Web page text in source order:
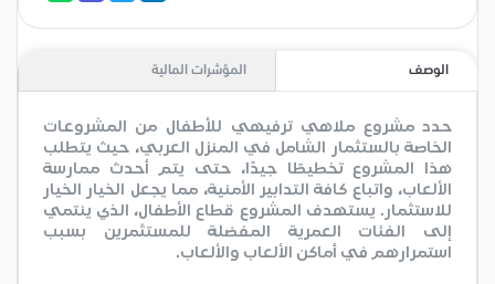
الوصف المؤشرات المالية
حدد مشروع ملاهي ترفيهي للأطفال من المشروعات
الخاصة بالستثمار الشامل في المنزل العربي، حيث يتطلب
هذا المشروع تخطيطًا جيدًا، حتى يتم أحدث ممارسة
الألعاب، واتباع كافة التدابير الأمنية، مما يجعل الخيار الخيار
للاستثمار. يستهدف المشروع قطاع الأطفال، الذي ينتمي
إلى الفئات العمرية المفضلة للمستثمرين بسبب
استمرارهم في أماكن الألعاب والألعاب.